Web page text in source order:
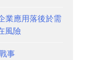
應用落後於需
風險
事